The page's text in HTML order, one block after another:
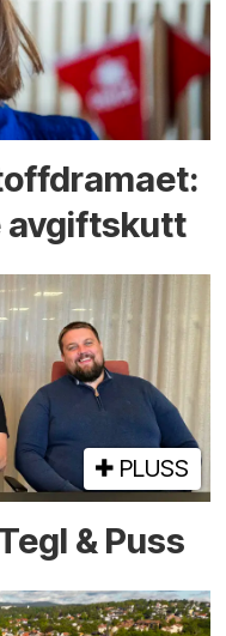
avgiftskutt
PLUSS
& Puss